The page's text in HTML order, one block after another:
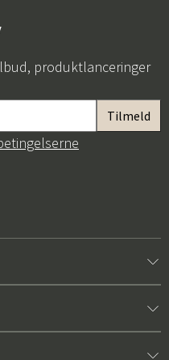
produktlanceringer